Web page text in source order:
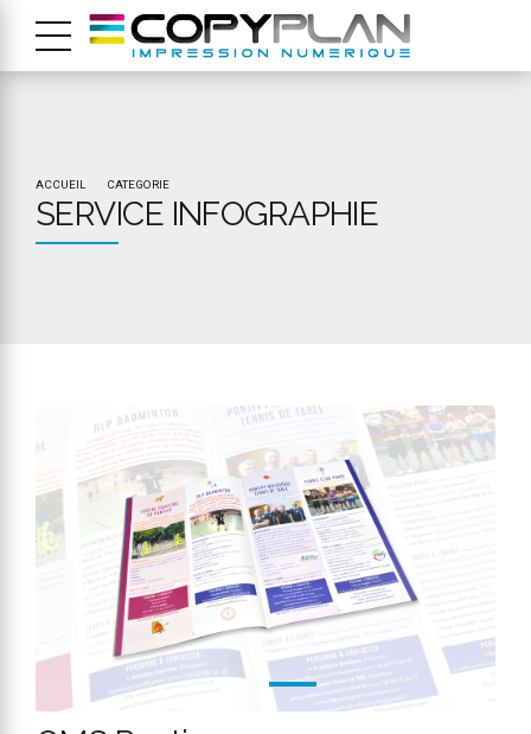
ACCUEIL CATEGORIE
SERVICE INFOGRAPHIE